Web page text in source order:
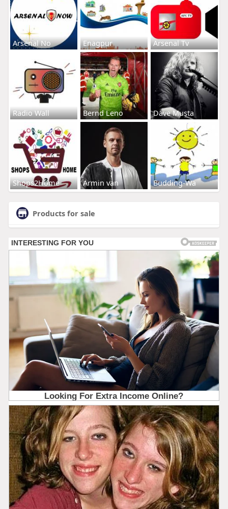
Arsenal No Enagpur Arsenal Tv
Radio Wall Bernd Leno Dave Musta
Shops2Home Armin van Budding-Wa
Products for sale